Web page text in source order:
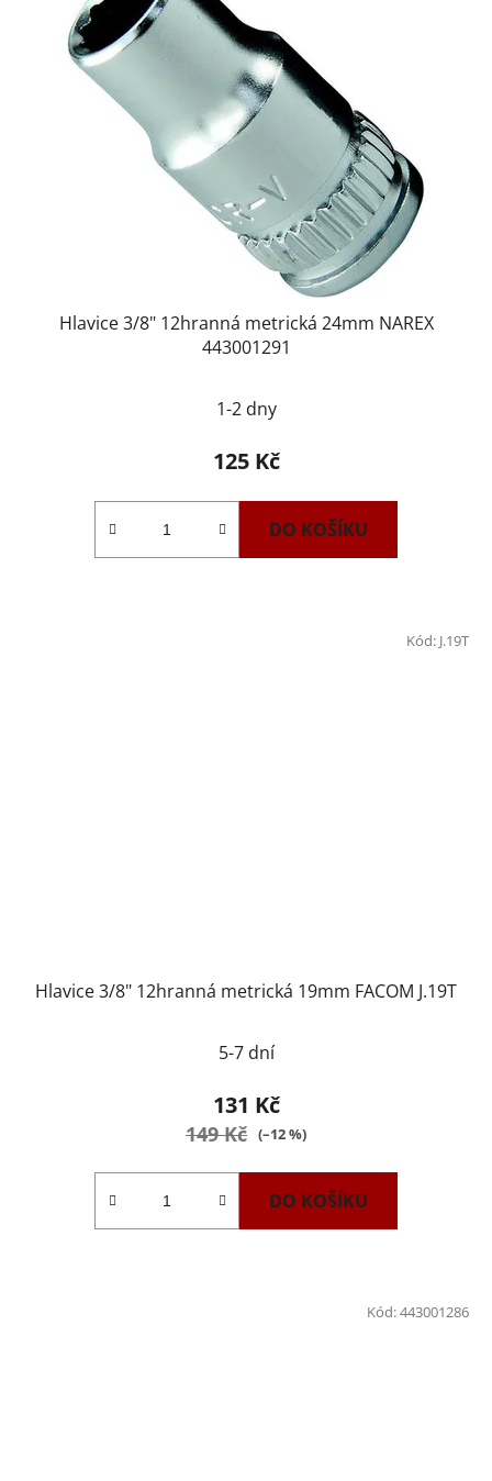
Hlavice 3/8" 12hranná metrická 24mm NAREX
443001291
1-2 dny
125 Kč
DO KOŠÍKU
Hlavice 3/8" 12hranná metrická 19mm FACOM J.19T
5-7 dní
131 Kč
149 Kč (–12 %)
DO KOŠÍKU
Kód: J.19T
Kód:443001286